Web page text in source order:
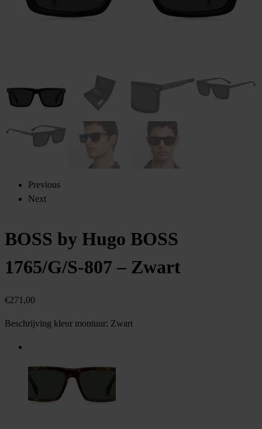
Previous
Next
BOSS by Hugo BOSS
1765/G/S-807 – Zwart
€271,00
Beschrijving kleur montuur: Zwart